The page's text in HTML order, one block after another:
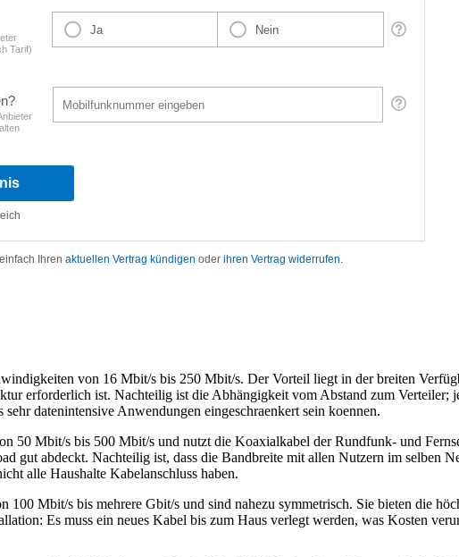
von 16 Mbit/s bis 250 Mbit/s. Der Vorteil liegt in der breiten
erforderlich ist. Nachteilig ist die Abhängigkeit vom Abstand zum Verteiler;
datenintensive Anwendungen eingeschraenkert sein koennen.
50 Mbit/s bis 500 Mbit/s und nutzt die Koaxialkabel der Rundfunk- und
gut abdeckt. Nachteilig ist, dass die Bandbreite mit allen Nutzern im selben
alle Haushalte Kabelanschluss haben.
100 Mbit/s bis mehrere Gbit/s und sind nahezu symmetrisch. Sie bieten die
Es muss ein neues Kabel bis zum Haus verlegt werden, was Kosten